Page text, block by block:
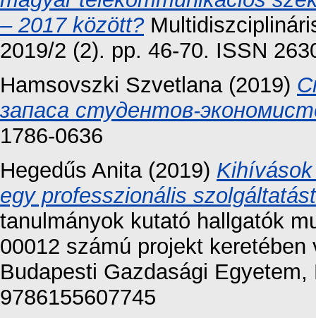
– 2017 között?
2019/2 (2). pp. 46-70. ISSN
Hamsovszki Szvetlana(2019)
запаса студентов-
1786-0636
Hegedűs Anita(2019)
egy professzionális
tanulmányok kutató hallgatók
00012 számú projekt
Budapesti Gazdasági
9786155607745